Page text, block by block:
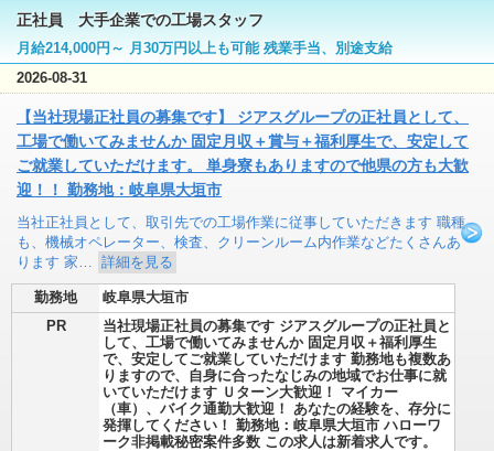
正社員 大手企業での工場スタッフ
月給214,000円～ 月30万円以上も可能 残業手当、別途支給
2026-08-31
【当社現場正社員の募集です】 ジアスグループの正社員として、
工場で働いてみませんか 固定月収＋賞与＋福利厚生で、安定して
ご就業していただけます。 単身寮もありますので他県の方も大歓
迎！！ 勤務地：岐阜県大垣市
当社正社員として、取引先での工場作業に従事していただきます 職種
も、機械オペレーター、検査、クリーンルーム内作業などたくさんあ
ります 家…
詳細を見る
勤務地
岐阜県大垣市
PR
当社現場正社員の募集です ジアスグループの正社員と
して、工場で働いてみませんか 固定月収＋福利厚生
で、安定してご就業していただけます 勤務地も複数あ
りますので、自身に合ったなじみの地域でお仕事に就
いていただけます Ｕターン大歓迎！ マイカー
（車）、バイク通勤大歓迎！ あなたの経験を、存分に
発揮してください！ 勤務地：岐阜県大垣市 ハローワ
ーク非掲載秘密案件多数 この求人は新着求人です。